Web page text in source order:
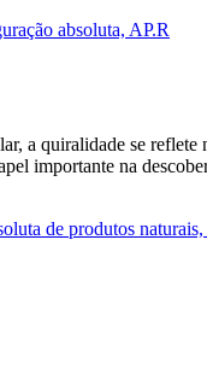
absoluta, AP.R
a quiralidade se
importante na
de produtos